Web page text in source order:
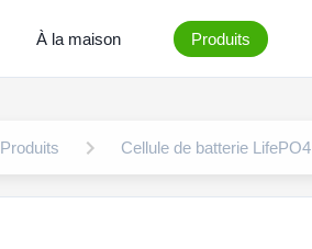
À la maison Produits
Produits Cellule de batterie LifePO4